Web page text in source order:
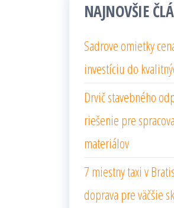
NAJNOVŠIE
Sadrove omietky
investíciu do
Drvič stavebného
riešenie pre
materiálov
7 miestny taxi v
doprava pre väčšie